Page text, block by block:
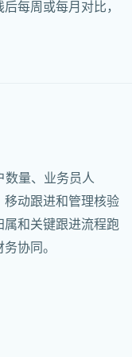
每周或每月对比，
数量、业务员人
动跟进和管理核验
和关键跟进流程跑
协同。